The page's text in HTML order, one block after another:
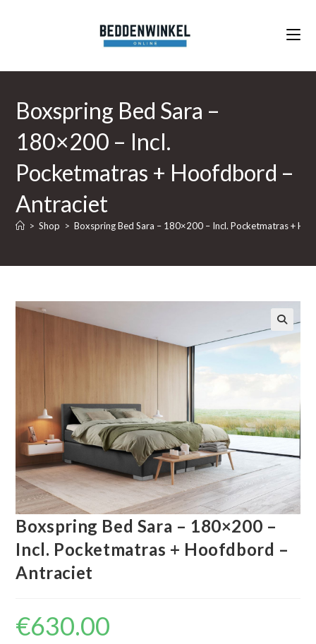
Boxspring Bed Sara –
180×200 – Incl.
Pocketmatras + Hoofdbord –
Antraciet
> Shop > Boxspring Bed Sara – 180×200 – Incl. Pocketmatras +
🔍
Boxspring Bed Sara – 180×200 –
Incl. Pocketmatras + Hoofdbord –
Antraciet
€630.00